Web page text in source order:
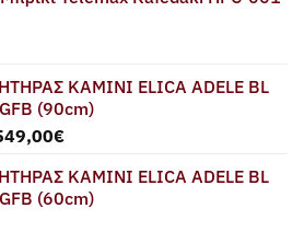
ΚΑΜΙΝΙ ELICA ADELE BL
(90cm)
€Η
τιμή
είναι:
ΚΑΜΙΝΙ ELICA ADELE BL
(60cm)